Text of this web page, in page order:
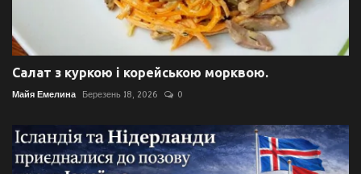
Салат з куркою і корейською морквою.
Майя Емелина Березень 18, 2026 0